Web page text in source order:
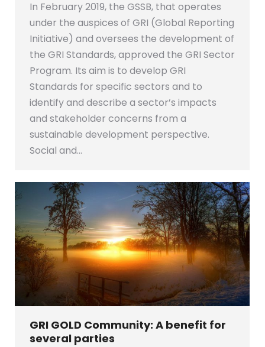
In February 2019, the GSSB, that operates
under the auspices of GRI (Global Reporting
Initiative) and oversees the development of
the GRI Standards, approved the GRI Sector
Program. Its aim is to develop GRI
Standards for specific sectors and to
identify and describe a sector’s impacts
and stakeholder concerns from a
sustainable development perspective.
Social and…
GRI GOLD Community: A benefit for
several parties